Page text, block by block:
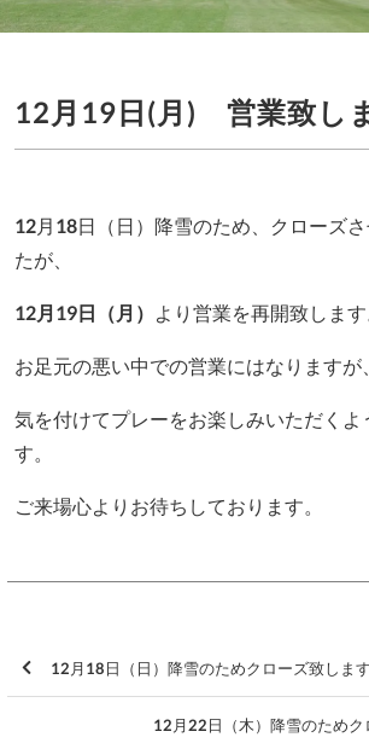
12月19日(月) 営業致し
12月18日（日）降雪のため、クローズさ
たが、
12月19日（月） より営業を再開致します
お足元の悪い中での営業にはなりますが、
気を付けてプレーをお楽しみいただくよ
す。
ご来場心よりお待ちしております。
12月18日（日）降雪のためクローズ致します
12月22日（木）降雪のためク